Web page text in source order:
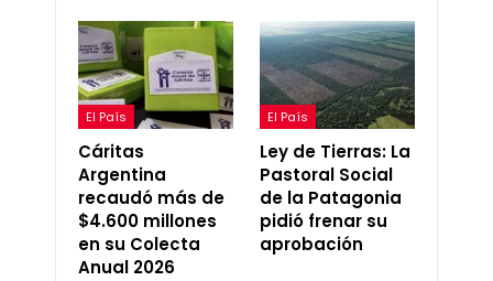
El País
Cáritas
Argentina
recaudó más de
$4.600 millones
en su Colecta
Anual 2026
El País
Ley de Tierras: La
Pastoral Social
de la Patagonia
pidió frenar su
aprobación